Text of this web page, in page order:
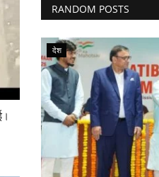
RANDOM POSTS
देश